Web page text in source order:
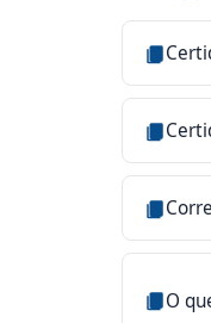
O